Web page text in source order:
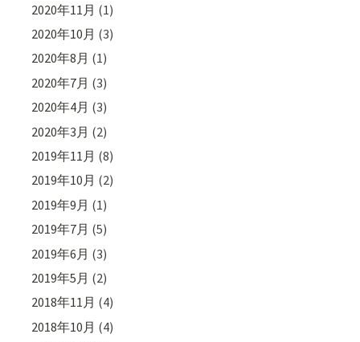
2020年11月 (1)
2020年10月 (3)
2020年8月 (1)
2020年7月 (3)
2020年4月 (3)
2020年3月 (2)
2019年11月 (8)
2019年10月 (2)
2019年9月 (1)
2019年7月 (5)
2019年6月 (3)
2019年5月 (2)
2018年11月 (4)
2018年10月 (4)